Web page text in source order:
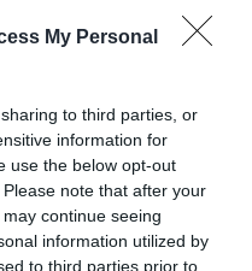
My Personal
to third parties, or
information for
use the below opt-out
note that after your
continue seeing
information utilized by
to third parties prior to
την Τέχνη και τον